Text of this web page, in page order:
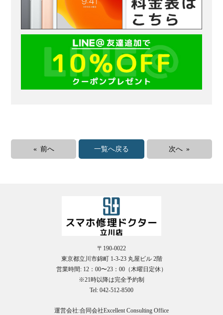
« 前へ 一覧へ戻る 次へ »
〒190-0022
東京都立川市錦町 1-3-23 丸屋ビル 2階
営業時間: 12：00〜23：00（木曜日定休）
※21時以降は完全予約制
Tel: 042-512-8500
運営会社:合同会社Excellent Consulting Office